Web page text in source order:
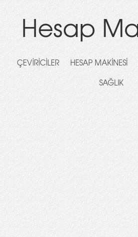
Hesap
ÇEVIRICILER HESAP MAKINESI
SAĞLIK